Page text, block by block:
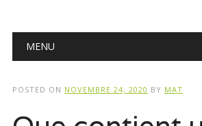
Main menu
MENU
POSTED ON NOVEMBRE 24, 2020 BY MAT